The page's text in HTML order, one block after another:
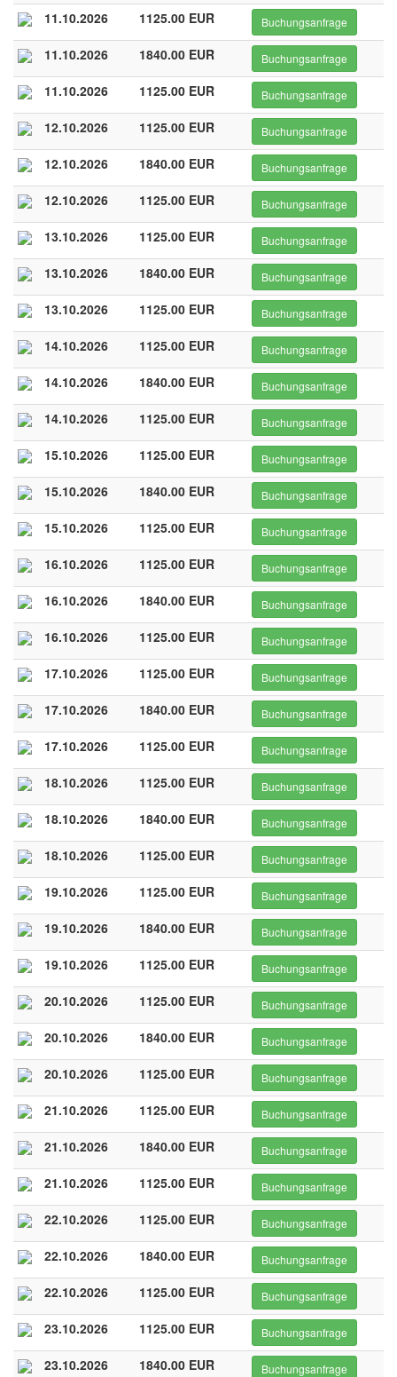
11.10.2026 1125.00 EUR Buchungsanfrage
11.10.2026 1840.00 EUR Buchungsanfrage
11.10.2026 1125.00 EUR Buchungsanfrage
12.10.2026 1125.00 EUR Buchungsanfrage
12.10.2026 1840.00 EUR Buchungsanfrage
12.10.2026 1125.00 EUR Buchungsanfrage
13.10.2026 1125.00 EUR Buchungsanfrage
13.10.2026 1840.00 EUR Buchungsanfrage
13.10.2026 1125.00 EUR Buchungsanfrage
14.10.2026 1125.00 EUR Buchungsanfrage
14.10.2026 1840.00 EUR Buchungsanfrage
14.10.2026 1125.00 EUR Buchungsanfrage
15.10.2026 1125.00 EUR Buchungsanfrage
15.10.2026 1840.00 EUR Buchungsanfrage
15.10.2026 1125.00 EUR Buchungsanfrage
16.10.2026 1125.00 EUR Buchungsanfrage
16.10.2026 1840.00 EUR Buchungsanfrage
16.10.2026 1125.00 EUR Buchungsanfrage
17.10.2026 1125.00 EUR Buchungsanfrage
17.10.2026 1840.00 EUR Buchungsanfrage
17.10.2026 1125.00 EUR Buchungsanfrage
18.10.2026 1125.00 EUR Buchungsanfrage
18.10.2026 1840.00 EUR Buchungsanfrage
18.10.2026 1125.00 EUR Buchungsanfrage
19.10.2026 1125.00 EUR Buchungsanfrage
19.10.2026 1840.00 EUR Buchungsanfrage
19.10.2026 1125.00 EUR Buchungsanfrage
20.10.2026 1125.00 EUR Buchungsanfrage
20.10.2026 1840.00 EUR Buchungsanfrage
20.10.2026 1125.00 EUR Buchungsanfrage
21.10.2026 1125.00 EUR Buchungsanfrage
21.10.2026 1840.00 EUR Buchungsanfrage
21.10.2026 1125.00 EUR Buchungsanfrage
22.10.2026 1125.00 EUR Buchungsanfrage
22.10.2026 1840.00 EUR Buchungsanfrage
22.10.2026 1125.00 EUR Buchungsanfrage
23.10.2026 1125.00 EUR Buchungsanfrage
23.10.2026 1840.00 EUR Buchungsanfrage